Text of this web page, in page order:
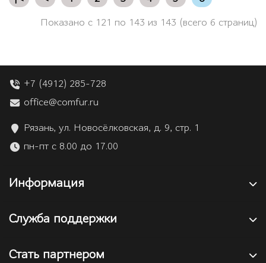
Показано с 121 по 143 из 143 (всего 6 страниц)
+7 (4912) 285-728
office@comfur.ru
Рязань, ул. Новосёлковская, д. 9, стр. 1
пн-пт с 8.00 до 17.00
Информация
Служба поддержки
Стать партнером